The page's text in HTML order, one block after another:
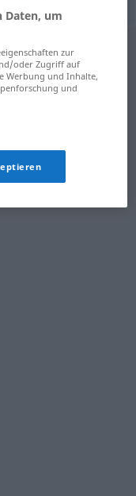
Daten, um
zur
oder Zugriff auf
Werbung und Inhalte,
und